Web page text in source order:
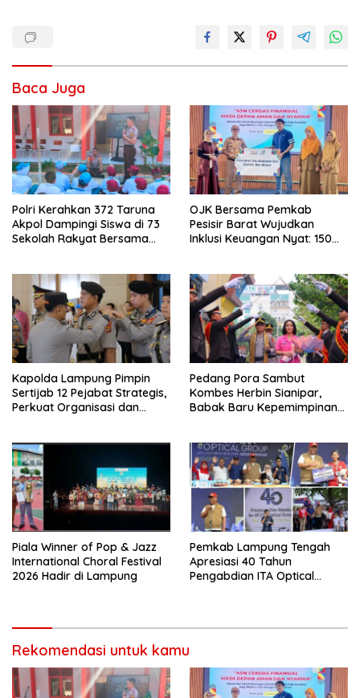
Baca Juga
Polri Kerahkan 372 Taruna
Akpol Dampingi Siswa di 73
Sekolah Rakyat Bersama
OJK Bersama Pemkab
Pesisir Barat Wujudkan
Inklusi Keuangan Nyat: 150
Kapolda Lampung Pimpin
Sertijab 12 Pejabat Strategis,
Perkuat Organisasi dan
Pedang Pora Sambut
Kombes Herbin Sianipar,
Babak Baru Kepemimpinan
Piala Winner of Pop & Jazz
International Choral Festival
2026 Hadir di Lampung
Pemkab Lampung Tengah
Apresiasi 40 Tahun
Pengabdian ITA Optical
Rekomendasi untuk kamu